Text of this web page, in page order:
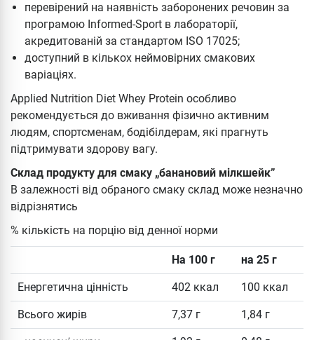
перевірений на наявність заборонених речовин за
програмою Informed-Sport в лабораторії,
акредитованій за стандартом ISO 17025;
доступний в кількох неймовірних смакових
варіаціях.
Applied Nutrition Diet Whey Protein особливо
рекомендується до вживання фізично активним
людям, спортсменам, бодібілдерам, які прагнуть
підтримувати здорову вагу.
Склад продукту для смаку „банановий мілкшейк”
В залежності від обраного смаку склад може незначно
відрізнятись
% кількість на порцію від денної норми
На 100 г на 25 г
Енергетична цінність 402 ккал 100 ккал
Всього жирів 7,37 г 1,84 г